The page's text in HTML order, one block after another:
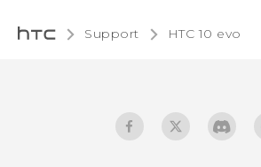
Support HTC 10 evo‎